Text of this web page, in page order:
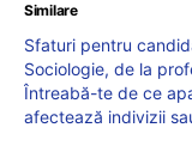
Similare
Sfaturi pentru
Sociologie, de la
Întreabă-te de ce
afectează indivizii